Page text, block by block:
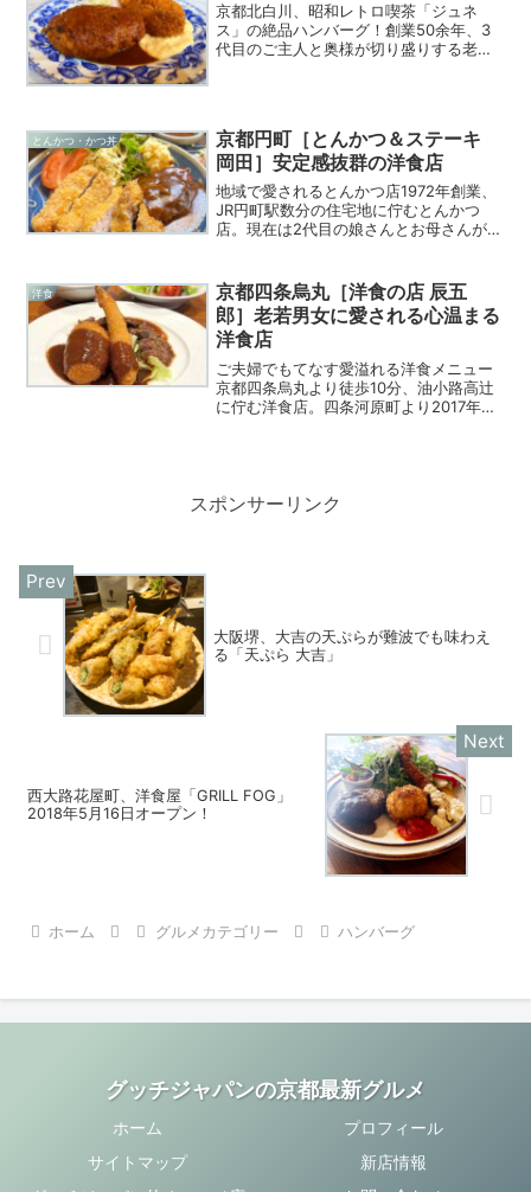
京都北白川、昭和レトロ喫茶「ジュネ
ス」の絶品ハンバーグ！創業50余年、3
代目のご主人と奥様が切り盛りする老舗
とんかつ・かつ丼
京都円町［とんかつ＆ステーキ
岡田］安定感抜群の洋食店
地域で愛されるとんかつ店1972年創業、
JR円町駅数分の住宅地に佇むとんかつ
店。現在は2代目の娘さんとお母さんが切
時は満席になることも多い地元に根差す
愛され洋食店。
洋食
京都四条烏丸［洋食の店 辰五
郎］老若男女に愛される心温まる
洋食店
ご夫婦でもてなす愛溢れる洋食メニュー
京都四条烏丸より徒歩10分、油小路高辻
に佇む洋食店。四条河原町より2017年に
日曜日のみ。1日でも長く続けてほしいお
スポンサーリンク
大阪堺、大吉の天ぷらが難波でも味わえ
る「天ぷら 大吉」
西大路花屋町、洋食屋「GRILL FOG」
2018年5月16日オープン！
ホーム グルメカテゴリー ハンバーグ
グッチジャパンの京都最新グルメ
ホーム
プロフィール
サイトマップ
新店情報